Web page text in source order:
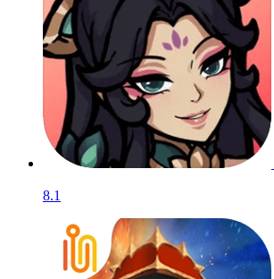
8.1